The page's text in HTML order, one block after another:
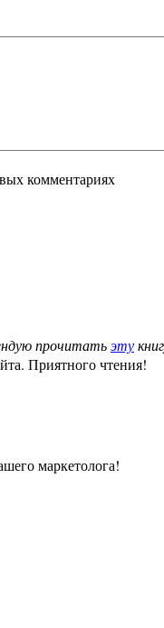
комментариях
прочитатьэту
Приятного чтения!
маркетолога!